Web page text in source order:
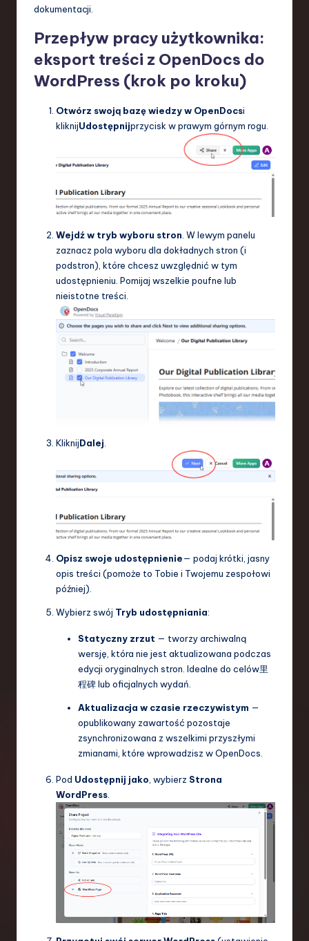
dokumentacji.
Przepływ pracy użytkownika:
eksport treści z OpenDocs do
WordPress (krok po kroku)
Otwórz swoją bazę wiedzy w OpenDocsi
kliknijUdostępnijprzycisk w prawym górnym rogu.
Wejdź w tryb wyboru stron . W lewym panelu
zaznacz pola wyboru dla dokładnych stron (i
podstron), które chcesz uwzględnić w tym
udostępnieniu. Pomijaj wszelkie poufne lub
nieistotne treści.
KliknijDalej
Opisz swoje udostępnienie— podaj krótki, jasny
opis treści (pomoże to Tobie i Twojemu zespołowi
później).
Wybierz swój Tryb udostępniania:
Statyczny zrzut — tworzy archiwalną
wersję, która nie jest aktualizowana podczas
edycji oryginalnych stron. Idealne do celów里
程碑 lub oficjalnych wydań.
Aktualizacja w czasie rzeczywistym —
opublikowany zawartość pozostaje
zsynchronizowana z wszelkimi przyszłymi
zmianami, które wprowadzisz w OpenDocs.
Pod Udostępnij jako , wybierz Strona
WordPress